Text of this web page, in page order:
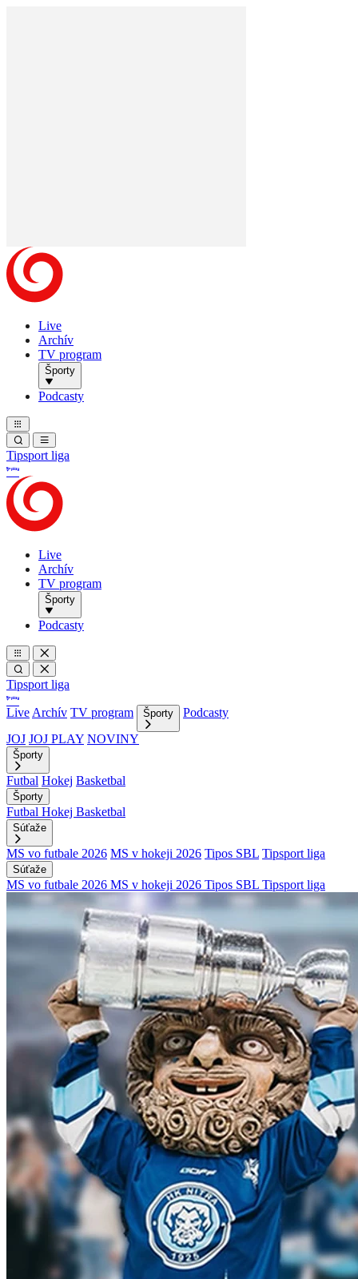
Live
Archív
TV program
Športy
Podcasty
Tipsport liga
Live
Archív
TV program
Športy
Podcasty
Tipsport liga
Live Archív TV program Športy
Podcasty
JOJ JOJ PLAY NOVINY
Športy
Futbal Hokej Basketbal
Športy
Futbal Hokej Basketbal
Súťaže
MS vo futbale 2026 MS v hokeji 2026 Tipos SBL Tipsport liga
Súťaže
MS vo futbale 2026 MS v hokeji 2026 Tipos SBL Tipsport liga